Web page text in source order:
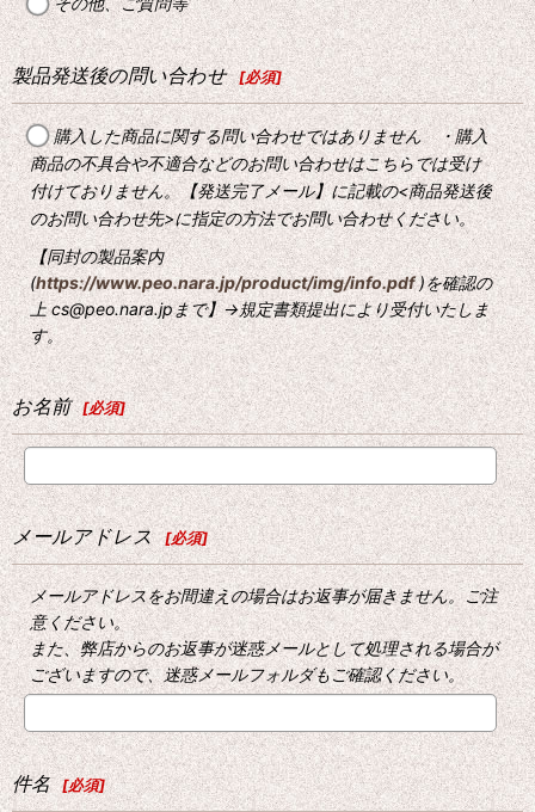
製品発送後の問い合わせ [必須]
購入した商品に関する問い合わせではありません ・購入
商品の不具合や不適合などのお問い合わせはこちらでは受け
付けておりません。【発送完了メール】に記載の<商品発送後
のお問い合わせ先>に指定の方法でお問い合わせください。
【同封の製品案内
(https://www.peo.nara.jp/product/img/info.pdf)を確認の
上 cs@peo.nara.jpまで】→規定書類提出により受付いたしま
す。
お名前 [必須]
メールアドレス [必須]
メールアドレスをお間違えの場合はお返事が届きません。ご注
意ください。
また、弊店からのお返事が迷惑メールとして処理される場合が
ございますので、迷惑メールフォルダもご確認ください。
件名 [必須]